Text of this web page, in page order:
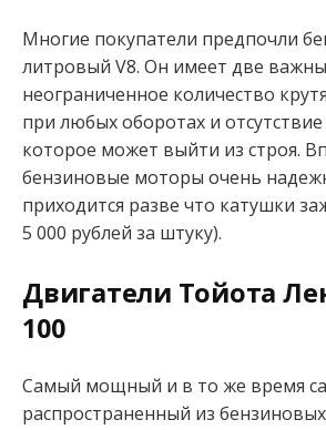
Многие покупатели предпочли
литровый V8. Он имеет две
неограниченное количество
при любых оборотах и
которое может выйти из строя.
бензиновые моторы очень
приходится разве что катушки
5 000 рублей за штуку).
Двигатели Тойота
100
Самый мощный и в то же время
распространенный из